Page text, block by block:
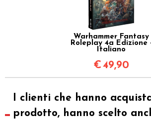
Warhammer Fantasy
Roleplay 4a Edizione
Italiano
€49,90
I clienti che hanno
prodotto, hanno scelto